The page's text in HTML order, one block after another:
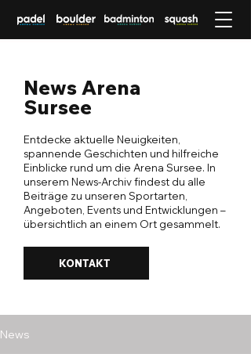
News Arena
Sursee
Entdecke aktuelle Neuigkeiten,
spannende Geschichten und hilfreiche
Einblicke rund um die Arena Sursee. In
unserem News-Archiv findest du alle
Beiträge zu unseren Sportarten,
Angeboten, Events und Entwicklungen –
übersichtlich an einem Ort gesammelt.
KONTAKT
News